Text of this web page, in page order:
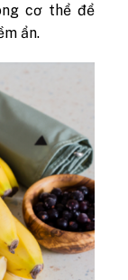
cơ thể để
ẩn.